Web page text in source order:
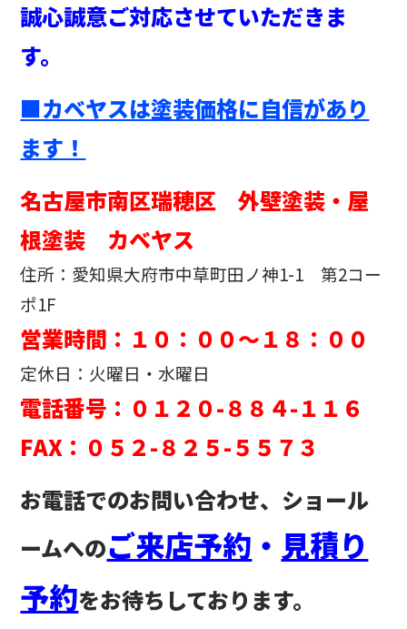
誠心誠意ご対応させていただきま
す。
■カベヤスは塗装価格に自信があり
ます！
名古屋市南区瑞穂区 外壁塗装・屋
根塗装 カベヤス
住所：愛知県大府市中草町田ノ神1-1 第2コー
ポ1F
営業時間：１０：００～１８：００
定休日：火曜日・水曜日
電話番号：０１２０-８８４-１１６
FAX：０５２-８２５-５５７３
お電話でのお問い合わせ、ショール
ームへのご来店予約 ・ 見積り
予約をお待ちしております。